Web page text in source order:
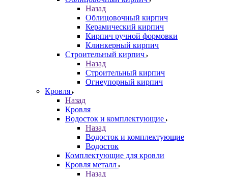
Назад
Облицовочный кирпич
Керамический кирпич
Кирпич ручной формовки
Клинкерный кирпич
Строительный кирпич
Назад
Строительный кирпич
Огнеупорный кирпич
Кровля
Назад
Кровля
Водосток и комплектующие
Назад
Водосток и комплектующие
Водосток
Комплектующие для кровли
Кровля металл
Назад